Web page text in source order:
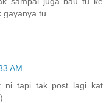
tu..
AM
ni tapi tak post lagi kat